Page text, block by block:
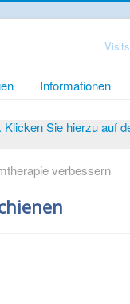
Informationen
Sie hierzu auf
verbessern